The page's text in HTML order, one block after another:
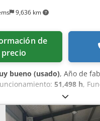
9,636 km
precio
bueno (usado), Año de
51,498 h,
, Compresor de
con inversor integrado, 18.5
Rxks Andjrf